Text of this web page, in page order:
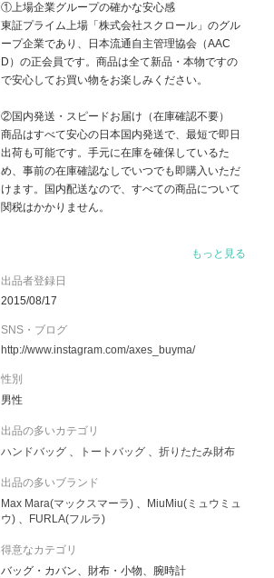
①上場企業グループの確かな安心感
東証プライム上場「株式会社スクロール」のグル
ープ企業であり、日本流通自主管理協会（AAC
D）の正会員です。商品は全て新品・本物ですの
で安心してお買い物をお楽しみください。
②国内発送・スピードお届け（在庫確認不要）
商品はすべて安心の日本国内発送で、最短で即日
出荷も可能です。手元に在庫を確保しているた
め、事前の在庫確認なしでいつでも即購入いただ
けます。国内配送なので、すべての商品について
関税はかかりません。
楽天市場やYahoo!ショッピング等で年間アワード
を多数受賞。大量仕入れによるコストダウンで、
豊富なラインナップをどこよりもお求めやすくご
プレミアムパーソナルショッパーとして、誠実で
迅速な対応をお約束いたします。どうぞお気軽に
もっと見る
出品者登録日
2015/08/17
SNS・ブログ
http://www.instagram.com/axes_buyma/
性別
男性
出品の多いカテゴリ
ハンドバッグ
トートバッグ 折りたたみ財布
出品の多いブランド
Max Mara(マックスマーラ)
MiuMiu(ミュウミュ
ウ)
FURLA(フルラ)
得意なカテゴリ
バッグ・カバン、財布・小物、腕時計